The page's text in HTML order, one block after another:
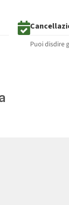
Puoi disdire